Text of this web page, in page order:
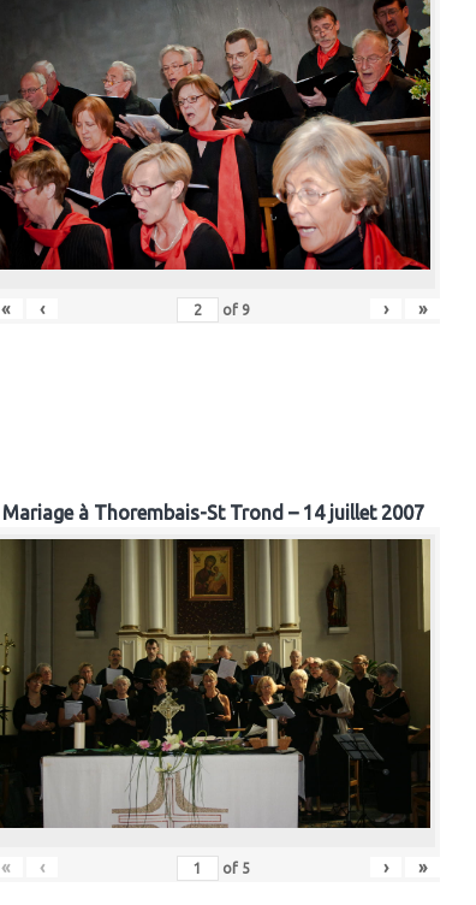
« ‹ of 9 › »
Mariage à Thorembais-St Trond – 14 juillet 2007
« ‹ of 5 › »